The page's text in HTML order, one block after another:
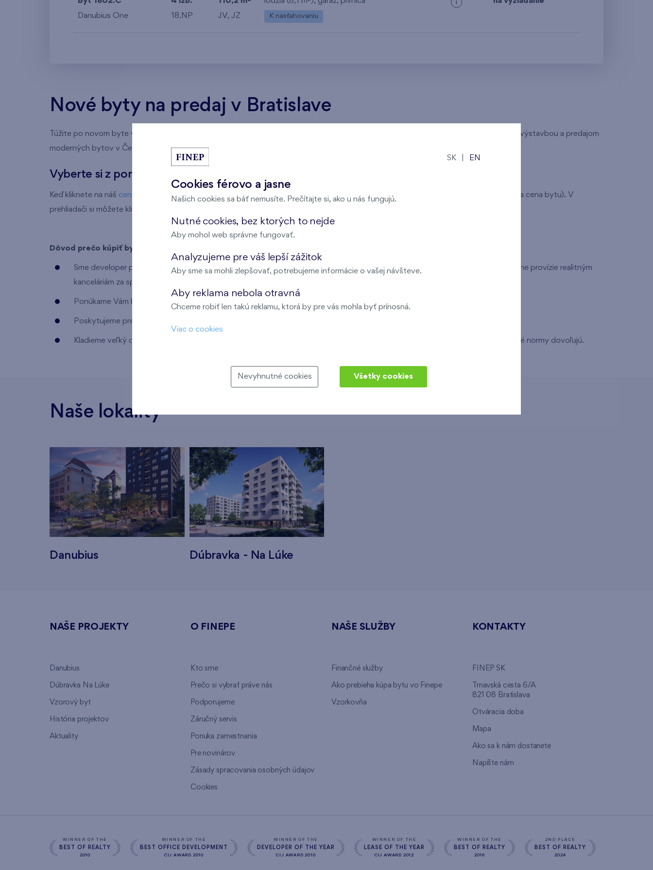
Danubius One 18.NP JV, JZ K nasťahovaniu
i
Nové byty na predaj v Bratislave
Túžite po novom byte v centre Bratislavy? Ste tu správne! Ponúkame Vám kvalitné bývanie v Bratislave. Od roku 1995 sa zaoberáme výstavbou a predajom
moderných bytov v Českej republike a na Slovensku.
Vyberte si z ponuky nových bytov v Bratislave
Keď kliknete na náš cenník bytov na predaj v Bratislave
, môžete si vybrať byt podľa svojich požiadaviek (dispozícia bytu, plocha bytu a cena bytu). V
prehliadači si môžete kliknúť na číslo konkrétneho bytu a zobrazí sa Vám pôdorys a podrobné informácie o byte.
Dôvod prečo kúpiť byt od FINEP-u
Sme developer projektu Jégého alej a Danubius One, a preto Vám môžeme ponúknuť nové byty v Bratislave. Neplaťte zbytočne provízie realitným
kanceláriám za sprostredkovanie kúpy bytu.
Ponúkame Vám bezplatné finančné služby. Pomôžeme Vám pri vybavovaní hypotéky a poistení nehnuteľnosti.
Poskytujeme predĺženú záruku 3 roky na všetky predané byty v Bratislave.
Kladieme veľký dôraz na vzhľad a vybavenie bytov. Bez problémov vieme zapracovať rôzne klientske zmeny, pokiaľ to technické normy dovoľujú.
Naše lokality
Danubius Dúbravka - Na Lúke
NAŠE PROJEKTY
Danubius
Dúbravka Na Lúke
Vzorový byt
História projektov
Aktuality
O FINEPE
Kto sme
Prečo si vybrať práve nás
Podporujeme
Záručný servis
Ponuka zamestnania
Pre novinárov
Zásady spracovania osobných údajov
Cookies
NAŠE SLUŽBY
Finančné služby
Ako prebieha kúpa bytu vo Finepe
Vzorkovňa
KONTAKTY
FINEP SK
Trnavská cesta 6/A
821 08 Bratislava
Otváracia doba
Mapa
Ako sa k nám dostanete
Napíšte nám
WINNER OF THE
BEST OF REALTY
2010
WINNER OF THE
BEST OFFICE DEVELOPMENT
CIJ AWARD 2010
WINNER OF THE
DEVELOPER OF THE YEAR
CIJ AWARD 2010
WINNER OF THE
LEASE OF THE YEAR
CIJ AWARD 2012
WINNER OF THE
BEST OF REALTY
2016
2ND PLACE
BEST OF REALTY
2024
SK EN
Cookies férovo a jasne
Našich cookies sa báť nemusíte. Prečítajte si, ako u nás fungujú.
Nutné cookies, bez ktorých to nejde
Aby mohol web správne fungovať.
Analyzujeme pre váš lepší zážitok
Aby sme sa mohli zlepšovať, potrebujeme informácie o vašej návšteve.
Aby reklama nebola otravná
Chceme robiť len takú reklamu, ktorá by pre vás mohla byť prínosná.
Viac o cookies
Nevyhnutné cookies Všetky cookies